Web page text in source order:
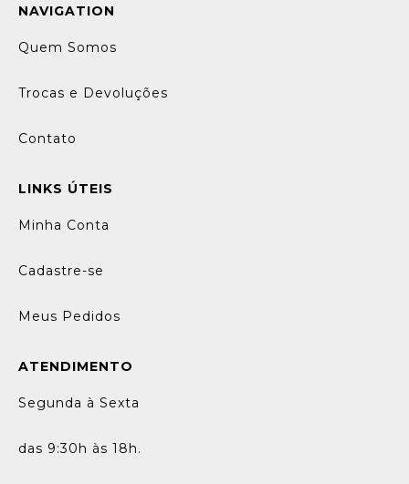
NAVIGATION
Quem Somos
Trocas e Devoluções
Contato
LINKS ÚTEIS
Minha Conta
Cadastre-se
Meus Pedidos
ATENDIMENTO
Segunda à Sexta
das 9:30h às 18h.